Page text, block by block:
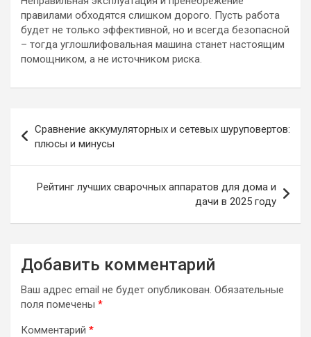
правилами обходятся слишком дорого. Пусть работа
будет не только эффективной, но и всегда безопасной
– тогда углошлифовальная машина станет настоящим
помощником, а не источником риска.
по
записям
Сравнение аккумуляторных и сетевых шуруповертов:
плюсы и минусы
Рейтинг лучших сварочных аппаратов для дома и
дачи в 2025 году
Добавить комментарий
Ваш адрес email не будет опубликован. Обязательные
поля помечены *
Комментарий *